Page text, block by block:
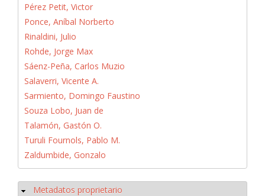
Pérez Petit, Victor
Ponce, Aníbal Norberto
Rinaldini, Julio
Rohde, Jorge Max
Sáenz-Peña, Carlos Muzio
Salaverri, Vicente A.
Sarmiento, Domingo Faustino
Souza Lobo, Juan de
Talamón, Gastón O.
Turuli Fournols, Pablo M.
Zaldumbide, Gonzalo
Ocultar
Metadatos proprietario